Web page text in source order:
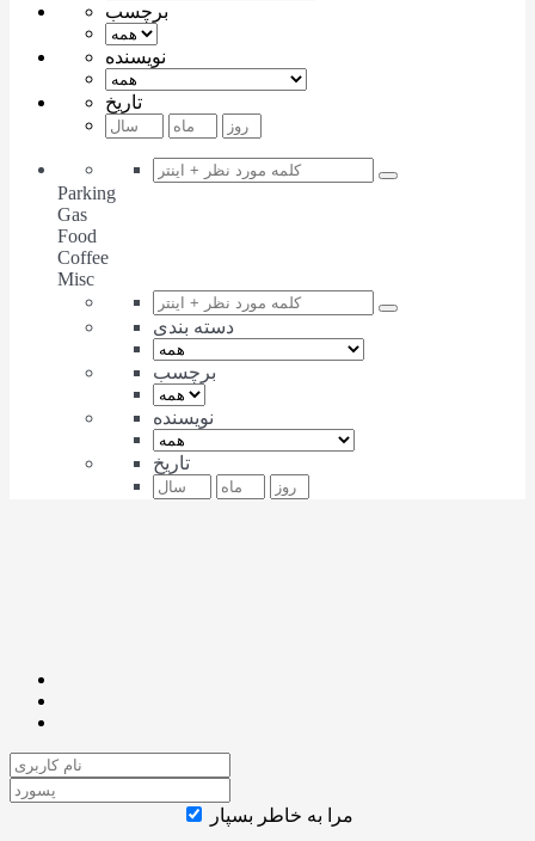
برچسب
نویسنده
تاریخ
Parking
Gas
Food
Coffee
Misc
دسته بندی
برچسب
نویسنده
تاریخ
مرا به خاطر بسپار